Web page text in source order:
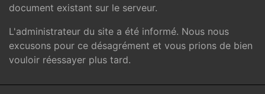
document existant sur le serveur.
L'administrateur du site a été informé. Nous nous
excusons pour ce désagrément et vous prions de bien
vouloir réessayer plus tard.